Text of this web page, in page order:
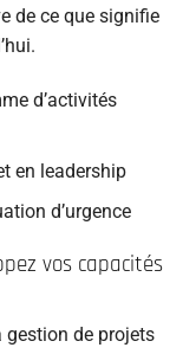
de ce que signifie
d’activités
en leadership
d’urgence
vos capacités
de projets